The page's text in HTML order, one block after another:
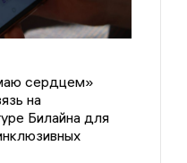
сердцем»
на
Билайна для